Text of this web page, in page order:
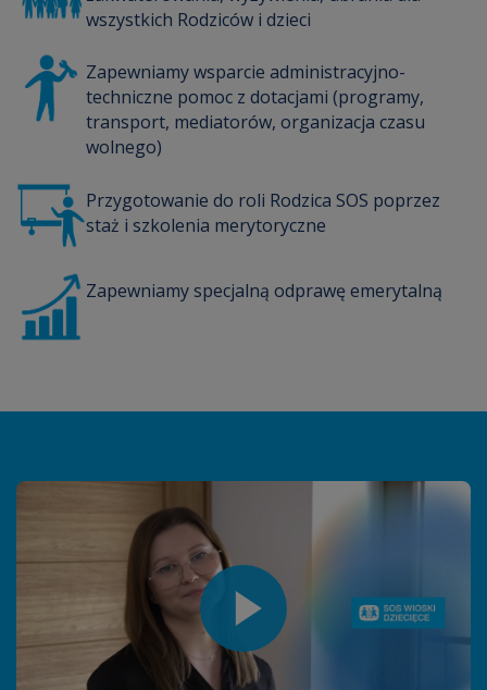
wszystkich Rodziców i dzieci
Zapewniamy wsparcie administracyjno-
techniczne pomoc z dotacjami (programy,
transport, mediatorów, organizacja czasu
wolnego)
Przygotowanie do roli Rodzica SOS poprzez
staż i szkolenia merytoryczne
Zapewniamy specjalną odprawę emerytalną